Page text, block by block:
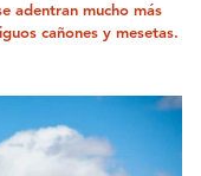
adentran mucho más
cañones y mesetas.